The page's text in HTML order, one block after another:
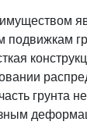
подвижкам
грунта